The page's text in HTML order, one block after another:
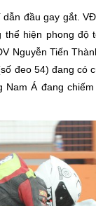
đầu gay gắt.
hiện phong độ
Nguyễn Tiến
đeo 54) đang có
Nam Á đang